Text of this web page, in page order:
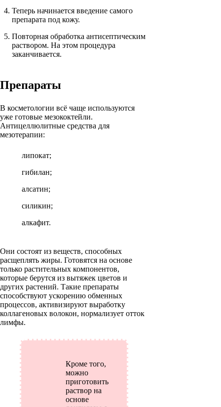
Теперь начинается введение самого
препарата под кожу.
Повторная обработка антисептическим
раствором. На этом процедура
заканчивается.
Препараты
В косметологии всё чаще используются
уже готовые мезококтейли.
Антицеллюлитные средства для
мезотерапии:
липокат;
гибилан;
алсатин;
силикин;
алкафит.
Они состоят из веществ, способных
расщеплять жиры. Готовятся на основе
только растительных компонентов,
которые берутся из вытяжек цветов и
других растений. Такие препараты
способствуют ускорению обменных
процессов, активизируют выработку
коллагеновых волокон, нормализует отток
лимфы.
Кроме того,
можно
приготовить
раствор на
основе